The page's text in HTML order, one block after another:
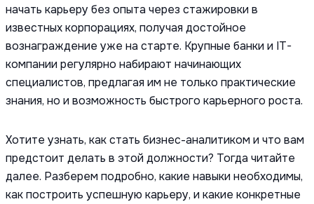
начать карьеру без опыта через стажировки в
известных корпорациях, получая достойное
вознаграждение уже на старте. Крупные банки и IT-
компании регулярно набирают начинающих
специалистов, предлагая им не только практические
знания, но и возможность быстрого карьерного роста.
Хотите узнать, как стать бизнес-аналитиком и что вам
предстоит делать в этой должности? Тогда читайте
далее. Разберем подробно, какие навыки необходимы,
как построить успешную карьеру, и какие конкретные